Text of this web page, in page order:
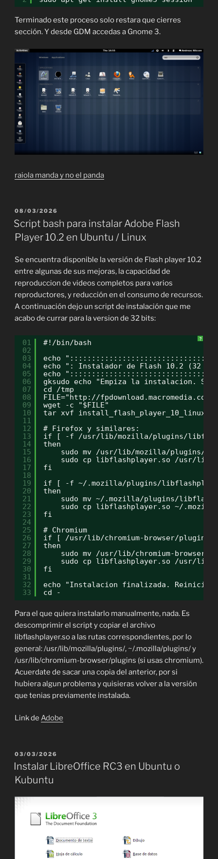
Terminado este proceso solo restara que cierres
sección. Y desde GDM accedas a Gnome 3.
raiola manda y no el panda
PUBLICADO
EL
08/03/2026
Script bash para instalar Adobe Flash
Player 10.2 en Ubuntu / Linux
Se encuentra disponible la versión de Flash player 10.2
entre algunas de sus mejoras, la capacidad de
reproduccion de videos completos para varios
reproductores, y reducción en el consumo de recursos.
A continuación dejo un script de instalación que me
acabo de currar para la version de 32 bits:
?
01
02
03
04
05
06
07
08
09
10
11
12
13
14
15
16
17
18
19
20
21
22
23
24
25
26
27
28
29
30
31
32
33
#!/bin/bash
echo
echo ": Instalador de Flash 10.2 (32
echo
gksudo echo "Empiza la instalacion. Se
cd /tmp
FILE="http://
wget -c "$FILE"
tar xvf
# Firefox y similares:
if [ -f /usr/lib/mozilla/plugins/
then
sudo mv /usr/lib/mozilla/plugins/
sudo cp libflashplayer.so /usr/lib/
fi
if [ -f ~/.mozilla/plugins/
then
sudo mv ~/.mozilla/plugins/
sudo cp libflashplayer.so ~/
fi
# Chromium
if [ /usr/lib/chromium-browser/plugins
then
sudo mv /usr/lib/chromium-
sudo cp libflashplayer.so /usr/lib/
fi
echo "Instalacion finalizada. Reinicie"
cd -
Para el que quiera instalarlo manualmente, nada. Es
descomprimir el script y copiar el archivo
libflashplayer.so a las rutas correspondientes, por lo
general: /usr/lib/mozilla/plugins/, ~/.mozilla/plugins/ y
/usr/lib/chromium-browser/plugins (si usas chromium).
Acuerdate de sacar una copia del anterior, por si
hubiera algun problema y quisieras volver a la versión
que tenias previamente instalada.
Link de Adobe
PUBLICADO
EL
03/03/2026
Instalar LibreOffice RC3 en Ubuntu o
Kubuntu